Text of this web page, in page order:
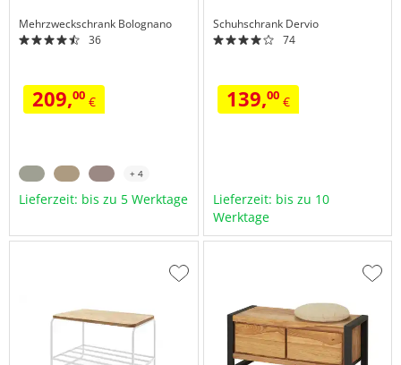
Mehrzweckschrank Bolognano
36
209,00 €
+ 4
Lieferzeit: bis zu 5 Werktage
Schuhschrank Dervio
74
139,00€
Lieferzeit: bis zu 10
Werktage
Zur
Zur